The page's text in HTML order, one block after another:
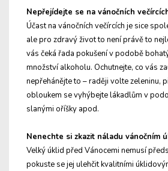
Nepřejídejte se na vánočních
Účast na vánočních večírcích je sice
ale pro zdravý život to není právě to
vás čeká řada pokušení v podobě
množství alkoholu. Ochutnejte, co vás
nepřehánějte to – raději volte zeleninu,
obloukem se vyhýbejte lákadlům v
slanými oříšky apod.
Nenechte si zkazit náladu vánočním
Velký úklid před Vánocemi nemusí
pokuste se jej ulehčit kvalitními